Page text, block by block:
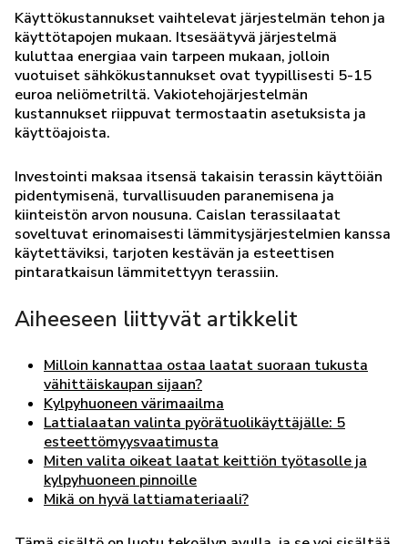
Käyttökustannukset vaihtelevat järjestelmän tehon ja
käyttötapojen mukaan. Itsesäätyvä järjestelmä
kuluttaa energiaa vain tarpeen mukaan, jolloin
vuotuiset sähkökustannukset ovat tyypillisesti 5-15
euroa neliömetriltä. Vakiotehojärjestelmän
kustannukset riippuvat termostaatin asetuksista ja
käyttöajoista.
Investointi maksaa itsensä takaisin terassin käyttöiän
pidentymisenä, turvallisuuden paranemisena ja
kiinteistön arvon nousuna. Caislan terassilaatat
soveltuvat erinomaisesti lämmitysjärjestelmien kanssa
käytettäviksi, tarjoten kestävän ja esteettisen
pintaratkaisun lämmitettyyn terassiin.
Aiheeseen liittyvät artikkelit
Milloin kannattaa ostaa laatat suoraan tukusta
vähittäiskaupan sijaan?
Kylpyhuoneen värimaailma
Lattialaatan valinta pyörätuolikäyttäjälle: 5
esteettömyysvaatimusta
Miten valita oikeat laatat keittiön työtasolle ja
kylpyhuoneen pinnoille
Mikä on hyvä lattiamateriaali?